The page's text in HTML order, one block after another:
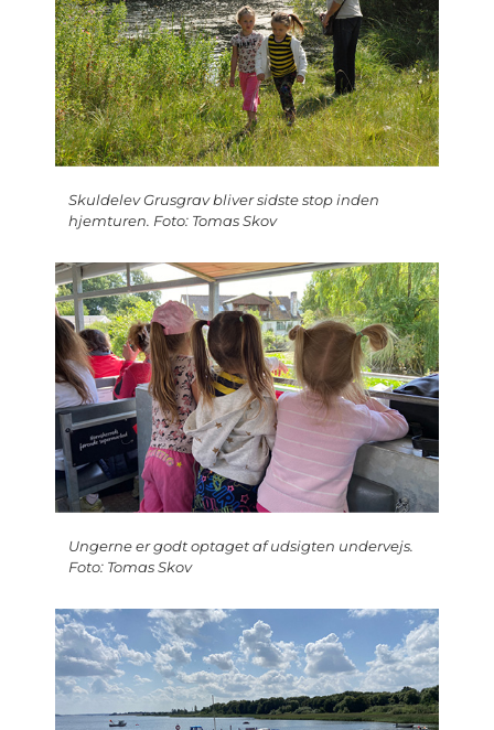
Skuldelev Grusgrav bliver sidste stop inden
hjemturen. Foto: Tomas Skov
Ungerne er godt optaget af udsigten undervejs.
Foto: Tomas Skov